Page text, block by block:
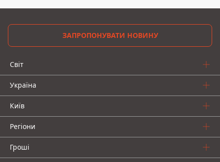
ЗАПРОПОНУВАТИ НОВИНУ
Світ
Україна
Київ
Регіони
Гроші